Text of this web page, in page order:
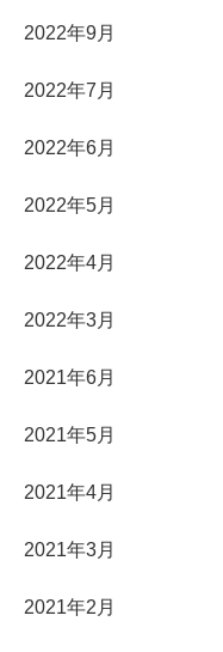
2022年9月
2022年7月
2022年6月
2022年5月
2022年4月
2022年3月
2021年6月
2021年5月
2021年4月
2021年3月
2021年2月